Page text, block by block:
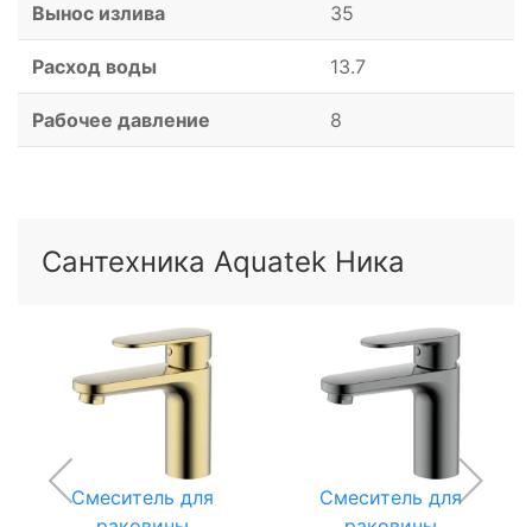
Вынос излива 35
Расход воды 13.7
Рабочее давление 8
Сантехника Aquatek Ника
Смеситель для
Смеситель для